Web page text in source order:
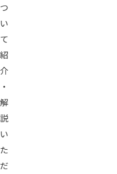
つ
い
て
紹
介
・
解
説
い
た
だ